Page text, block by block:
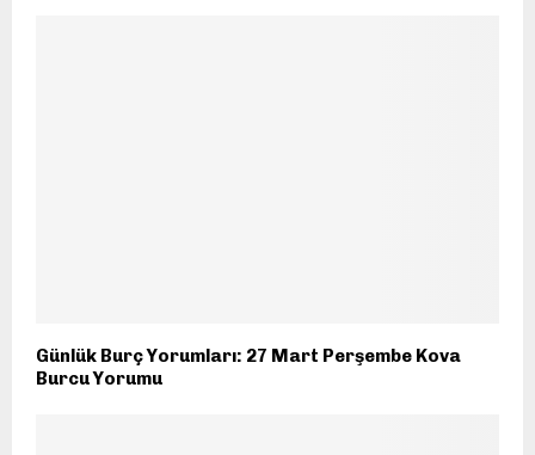
Günlük Burç Yorumları: 27 Mart Perşembe Kova
Burcu Yorumu